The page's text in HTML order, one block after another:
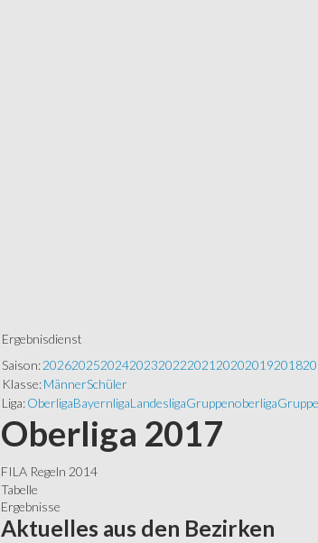
Ergebnisdienst
Saison: 202620252024202320222021 202020192018
Klasse: MännerSchüler
Liga: OberligaBayernligaLandesligaGruppenoberliga
Oberliga 2017
FILA Regeln 2014
Tabelle
Ergebnisse
Aktuelles aus den Bezirken